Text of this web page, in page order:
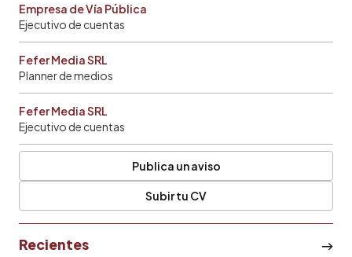
Empresa de Vía Pública
Ejecutivo de cuentas
Fefer Media SRL
Planner de medios
Fefer Media SRL
Ejecutivo de cuentas
Publica un aviso
Subir tu CV
Recientes